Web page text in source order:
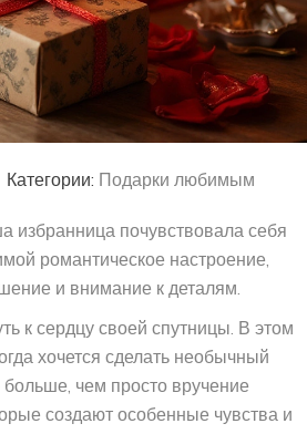
Категории: Подарки любимым
избранница почувствовала себя
романтическое настроение,
и внимание к деталям.
к сердцу своей спутницы. В этом
хочется сделать необычный
чем просто вручение
создают особенные чувства и